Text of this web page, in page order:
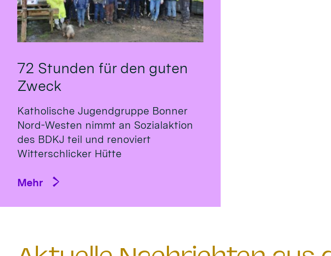
72 Stunden für den guten
Zweck
Katholische Jugendgruppe Bonner
Nord-Westen nimmt an Sozialaktion
des BDKJ teil und renoviert
Witterschlicker Hütte
Mehr